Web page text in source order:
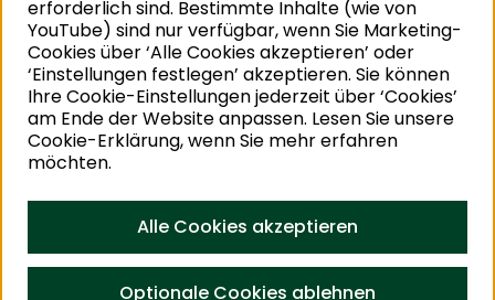
Beziehung zu Rubens hatten. Man findet dort nicht
nur Rubens’ Bierlieferanten Hendrick Stockmans,
sondern auch die Sammler Antonio de Tassis,
Gaspar Charles und Rubens‘ Schwager Peter
Hannekart. Sie alle verfügten über die notwendigen
Kontakte und Mittel: Spielsüchtige auf der Suche
nach dem nächsten botanischen Adrenalinschub.
gründeten einen Verein - die Bruderschaft zu Ehren
der heiligen Dorothea -, um Streit und Verrat zu
vermeiden. Im Lied für die heilige Dorothea werden
erforderlich sind. Bestimmte Inhalte (wie von
YouTube) sind nur verfügbar, wenn Sie Marketing-
Cookies über ‘Alle Cookies akzeptieren’ oder
‘Einstellungen festlegen’ akzeptieren. Sie können
Ihre Cookie-Einstellungen jederzeit über ‘Cookies’
am Ende der Website anpassen. Lesen Sie unsere
Cookie-Erklärung, wenn Sie mehr erfahren
möchten.
Alle Cookies akzeptieren
Optionale Cookies ablehnen